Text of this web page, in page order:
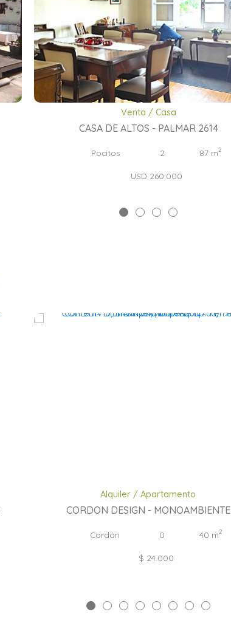
Venta / Casa
CASA DE ALTOS - PALMAR 2614
Pocitos 2 87 m2
USD 260.000
Alquiler / Apartamento
CORDON DESIGN - MONOAMBIENTE
Cordón 0 40 m2
$ 24.000